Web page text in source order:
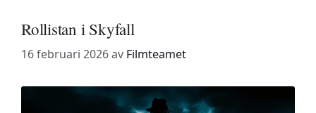
Rollistan i Skyfall
16 februari 2026av Filmteamet